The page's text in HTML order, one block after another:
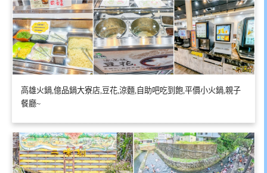
高雄火鍋,億品鍋大寮店,豆花,涼麵,自助吧吃到飽,平價小火鍋,親子
餐廳~